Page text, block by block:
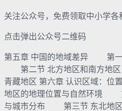
关注公众号，免费领取中小学各
点击弹出公众号二维码
第五章 中国的地域差异 第一
第二节 北方地区和南方地
青藏地区 第六章 认识区域：
地区的地理位置与自然环境
与城市分布 第三节 东北地区